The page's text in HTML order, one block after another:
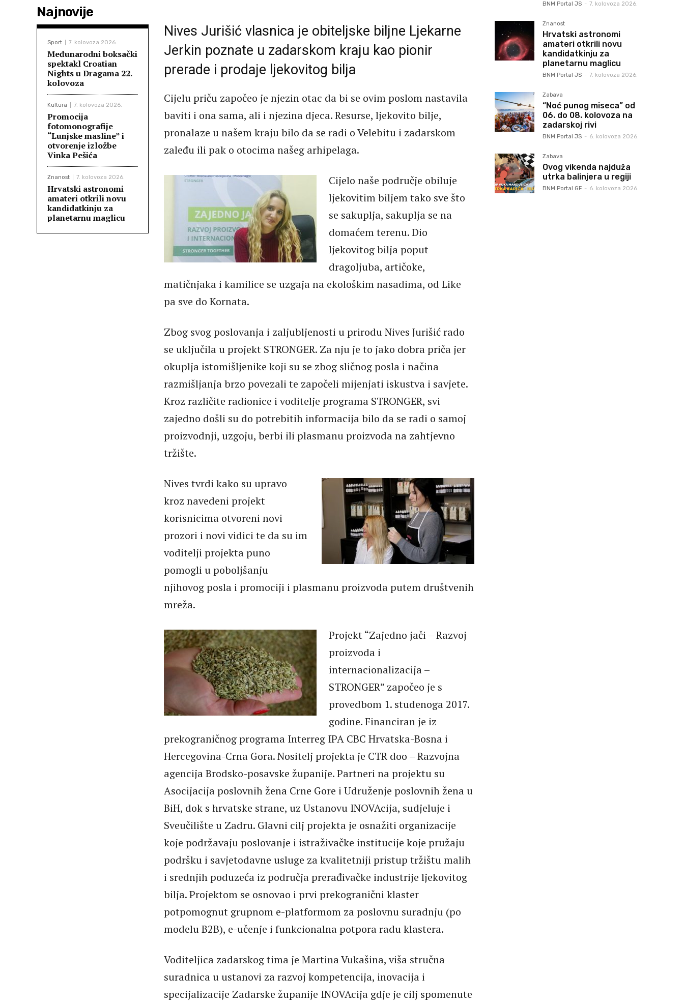
Najnovije
Sport 7. kolovoza 2026.
Međunarodni boksački
spektakl Croatian
Nights u Dragama 22.
kolovoza
Kultura 7. kolovoza 2026.
Promocija
fotomonografije
“Lunjske masline” i
otvorenje izložbe
Vinka Pešića
Znanost 7. kolovoza 2026.
Hrvatski astronomi
amateri otkrili novu
kandidatkinju za
planetarnu maglicu
Nives Jurišić vlasnica je obiteljske biljne Ljekarne
Jerkin poznate u zadarskom kraju kao pionir
prerade i prodaje ljekovitog bilja
Cijelu priču započeo je njezin otac da bi se ovim poslom nastavila
baviti i ona sama, ali i njezina djeca. Resurse, ljekovito bilje,
pronalaze u našem kraju bilo da se radi o Velebitu i zadarskom
zaleđu ili pak o otocima našeg arhipelaga.
Cijelo naše područje obiluje
ljekovitim biljem tako sve što
se sakuplja, sakuplja se na
domaćem terenu. Dio
ljekovitog bilja poput
dragoljuba, artičoke,
matičnjaka i kamilice se uzgaja na ekološkim nasadima, od Like
pa sve do Kornata.
Zbog svog poslovanja i zaljubljenosti u prirodu Nives Jurišić rado
se uključila u projekt STRONGER. Za nju je to jako dobra priča jer
okuplja istomišljenike koji su se zbog sličnog posla i načina
razmišljanja brzo povezali te započeli mijenjati iskustva i savjete.
Kroz različite radionice i voditelje programa STRONGER, svi
zajedno došli su do potrebitih informacija bilo da se radi o samoj
proizvodnji, uzgoju, berbi ili plasmanu proizvoda na zahtjevno
tržište.
Nives tvrdi kako su upravo
kroz navedeni projekt
korisnicima otvoreni novi
prozori i novi vidici te da su im
voditelji projekta puno
pomogli u poboljšanju
njihovog posla i promociji i plasmanu proizvoda putem društvenih
mreža.
Projekt “Zajedno jači – Razvoj
proizvoda i
internacionalizacija –
STRONGER” započeo je s
provedbom 1. studenoga 2017.
godine. Financiran je iz
prekograničnog programa Interreg IPA CBC Hrvatska-Bosna i
Hercegovina-Crna Gora. Nositelj projekta je CTR doo – Razvojna
agencija Brodsko-posavske županije. Partneri na projektu su
Asocijacija poslovnih žena Crne Gore i Udruženje poslovnih žena u
BiH, dok s hrvatske strane, uz Ustanovu INOVAcija, sudjeluje i
Sveučilište u Zadru. Glavni cilj projekta je osnažiti organizacije
koje podržavaju poslovanje i istraživačke institucije koje pružaju
podršku i savjetodavne usluge za kvalitetniji pristup tržištu malih
i srednjih poduzeća iz područja prerađivačke industrije ljekovitog
bilja. Projektom se osnovao i prvi prekogranični klaster
potpomognut grupnom e-platformom za poslovnu suradnju (po
modelu B2B), e-učenje i funkcionalna potpora radu klastera.
Voditeljica zadarskog tima je Martina Vukašina, viša stručna
suradnica u ustanovi za razvoj kompetencija, inovacija i
specijalizacije Zadarske županije INOVAcija gdje je cilj spomenute
BNM Portal JS - 7. kolovoza 2026.
Znanost
Hrvatski astronomi
amateri otkrili novu
kandidatkinju za
planetarnu maglicu
BNM Portal JS - 7. kolovoza 2026.
Zabava
“Noć punog miseca” od
06. do 08. kolovoza na
zadarskoj rivi
BNM Portal JS - 6. kolovoza 2026.
Zabava
Ovog vikenda najduža
utrka balinjera u regiji
BNM Portal GF - 6. kolovoza 2026.